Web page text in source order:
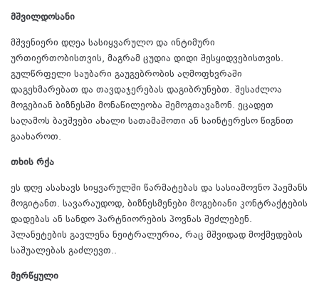
მშვილდოსანი
მშვენიერი დღეა სასიყვარულო და ინტიმური
ურთიერთობისთვის, მაგრამ ცუდია დიდი შესყიდვებისთვის.
გულწრფელი საუბარი გაუგებრობის აღმოფხვრაში
დაგეხმარებათ და თავდაჯერებას დაგიბრუნებთ. შესაძლოა
მოგებიან ბიზნესში მონაწილეობა შემოგთავაზონ. ეცადეთ
საღამოს ბავშვები ახალი სათამაშოთი ან საინტერესო წიგნით
გაახაროთ.
თხის რქა
ეს დღე ასახავს სიყვარულში წარმატებას და სასიამოვნო პაემანს
მოგიტანთ. სავარაუდოდ, ბიზნესმენები მოგებიანი კონტრაქტების
დადებას ან სანდო პარტნიორების პოვნას შეძლებენ.
პლანეტების გავლენა ნეიტრალურია, რაც მშვიდად მოქმედების
საშუალებას გაძლევთ..
მერწყული